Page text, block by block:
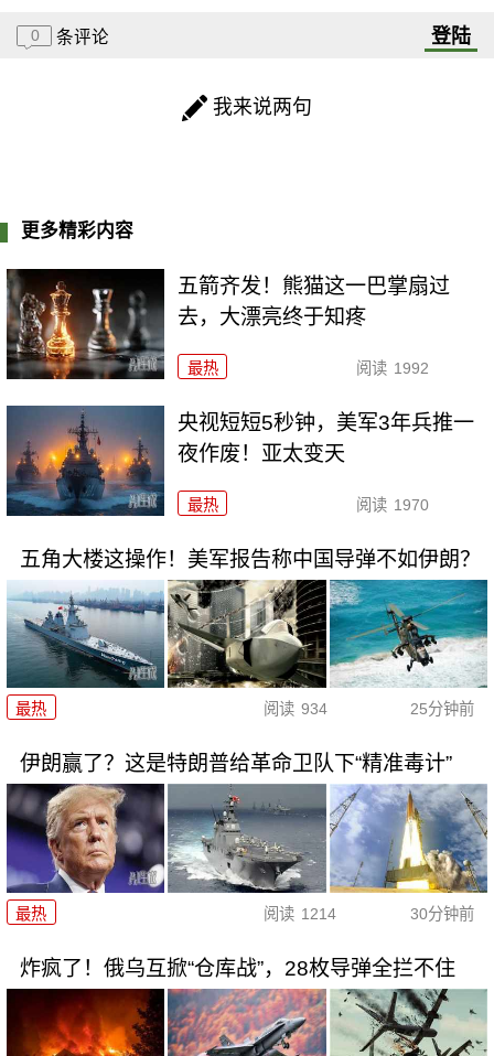
0 条评论 登陆
我来说两句
更多精彩内容
五箭齐发！熊猫这一巴掌扇过
去，大漂亮终于知疼
最热 阅读 1992
央视短短5秒钟，美军3年兵推一
夜作废！亚太变天
最热 阅读 1970
五角大楼这操作！美军报告称中国导弹不如伊朗？
最热 阅读 934 25分钟前
伊朗赢了？这是特朗普给革命卫队下“精准毒计”
最热 阅读 1214 30分钟前
炸疯了！俄乌互掀“仓库战”，28枚导弹全拦不住